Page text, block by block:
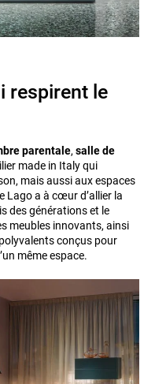
respirent le
parentale, salle de
made in Italy qui
mais aussi aux espaces
Lago a à cœur d’allier la
des générations et le
meubles innovants, ainsi
conçus pour
même espace.